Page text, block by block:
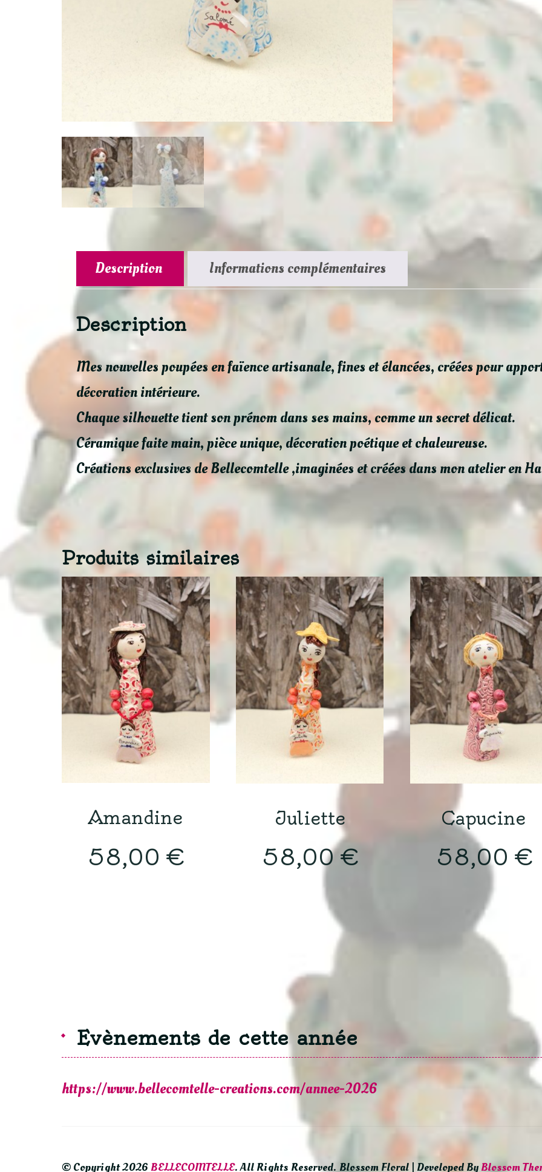
Description Informations complémentaires
Description
Mes nouvelles poupées en faïence artisanale, fines et élancées, créées pour
décoration intérieure.
Chaque silhouette tient son prénom dans ses mains, comme un secret délicat.
Céramique faite main, pièce unique, décoration poétique et chaleureuse.
Créations exclusives de Bellecomtelle ,imaginées et créées dans mon atelier en
Produits similaires
Amandine
58,00 €
Juliette
58,00€
Capucine
58,00 €
Evènements de cette année
https://www.bellecomtelle-creations.com/annee-2026
© Copyright 2026 BELLECOMTELLE. All Rights Reserved. Blossom Floral | Developed ByBlossom